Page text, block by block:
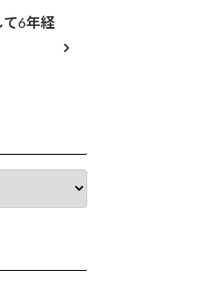
6年経